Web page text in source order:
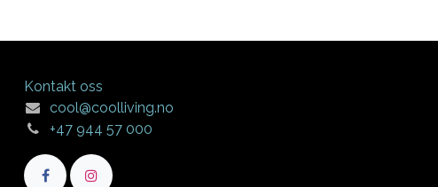
Kontakt oss
cool@coolliving.no
+47 944 57 000